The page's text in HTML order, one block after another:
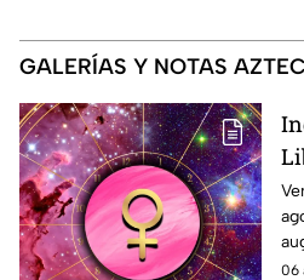
GALERÍAS Y NOTAS
al
06